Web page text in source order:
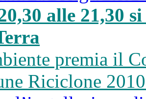
alle 21,30
premia il
Riciclone